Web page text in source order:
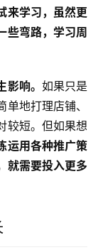
来学习，虽然更
些弯路，学习周
响。 如果只是
地打理店铺、
较短。但如果想
运用各种推广策
就需要投入更多